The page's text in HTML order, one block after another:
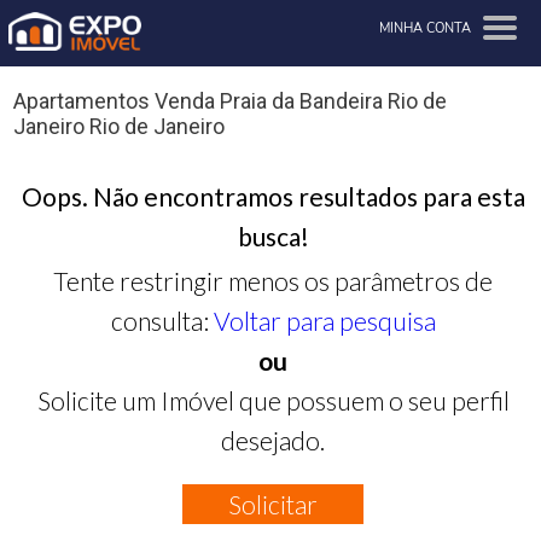
MINHA CONTA
Apartamentos Venda Praia da Bandeira Rio de
Janeiro Rio de Janeiro
Oops. Não encontramos resultados para esta
busca!
Tente restringir menos os parâmetros de
consulta: Voltar para pesquisa
ou
Solicite um Imóvel que possuem o seu perfil
desejado.
Solicitar